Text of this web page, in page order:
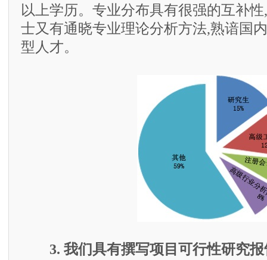
以上学历。专业分布具有很强的互补
士又有通晓专业理论分析方法,熟谙国
型人才。
3. 我们具有撰写项目可行性研究